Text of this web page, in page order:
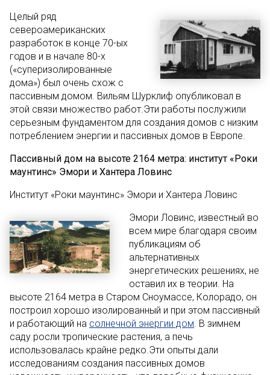
Целый ряд
североамериканских
разработок в конце 70-ых
годов и в начале 80-х
(«суперизолированные
дома») был очень схож с
пассивным домом. Вильям Шурклиф опубликовал в
этой связи множество работ.Эти работы послужили
серьезным фундаментом для создания домов с низким
потреблением энергии и пассивных домов в Европе.
Пассивный дом на высоте 2164 метра: институт «Роки
маунтинс» Эмори и Хантера Ловинс
Институт «Роки маунтинс» Эмори и Хантера Ловинс
Эмори Ловинс, известный во
всем мире благодаря своим
публикациям об
альтернативных
энергетических решениях, не
оставил их в теории. На
высоте 2164 метра в Старом Сноумассе, Колорадо, он
построил хорошо изолированный и при этом пассивный
и работающий на солнечной энергии дом. В зимнем
саду росли тропические растения, а печь
использовалась крайне редко.Эти опыты дали
исследованиям создания пассивных домов